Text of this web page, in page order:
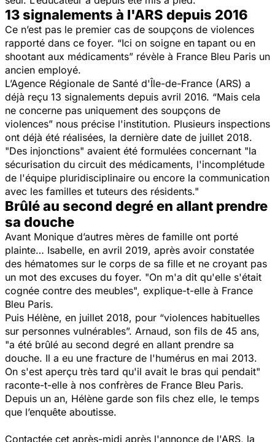
13 signalements à l'ARS depuis 2016
Ce n’est pas le premier cas de soupçons de violences
rapporté dans ce foyer. “Ici on soigne en tapant ou en
shootant aux médicaments” révèle à France Bleu Paris un
ancien employé.
L’Agence Régionale de Santé d'Île-de-France (ARS) a
déjà reçu 13 signalements depuis avril 2016. “Mais cela
ne concerne pas uniquement des soupçons de
violences” nous précise l'institution. Plusieurs inspections
ont déjà été réalisées, la dernière date de juillet 2018.
"Des injonctions" avaient été formulées concernant "la
sécurisation du circuit des médicaments, l'incomplétude
de l'équipe pluridisciplinaire ou encore la communication
avec les familles et tuteurs des résidents."
Brûlé au second degré en allant prendre
sa douche
Avant Monique d’autres mères de famille ont porté
plainte… Isabelle, en avril 2019, après avoir constatée
des hématomes sur le corps de sa fille et ne croyant pas
un mot des excuses du foyer. "On m'a dit qu'elle s'était
cognée contre des meubles", explique-t-elle à France
Bleu Paris.
Puis Hélène, en juillet 2018, pour “violences habituelles
sur personnes vulnérables”. Arnaud, son fils de 45 ans,
"a été brûlé au second degré en allant prendre sa
douche. Il a eu une fracture de l'humérus en mai 2013.
On s'est aperçu très tard qu'il avait le bras qui pendait"
raconte-t-elle à nos confrères de France Bleu Paris.
Depuis un an, Hélène garde son fils chez elle, le temps
que l’enquête aboutisse.
Contactée cet après-midi après l'annonce de l'ARS, la